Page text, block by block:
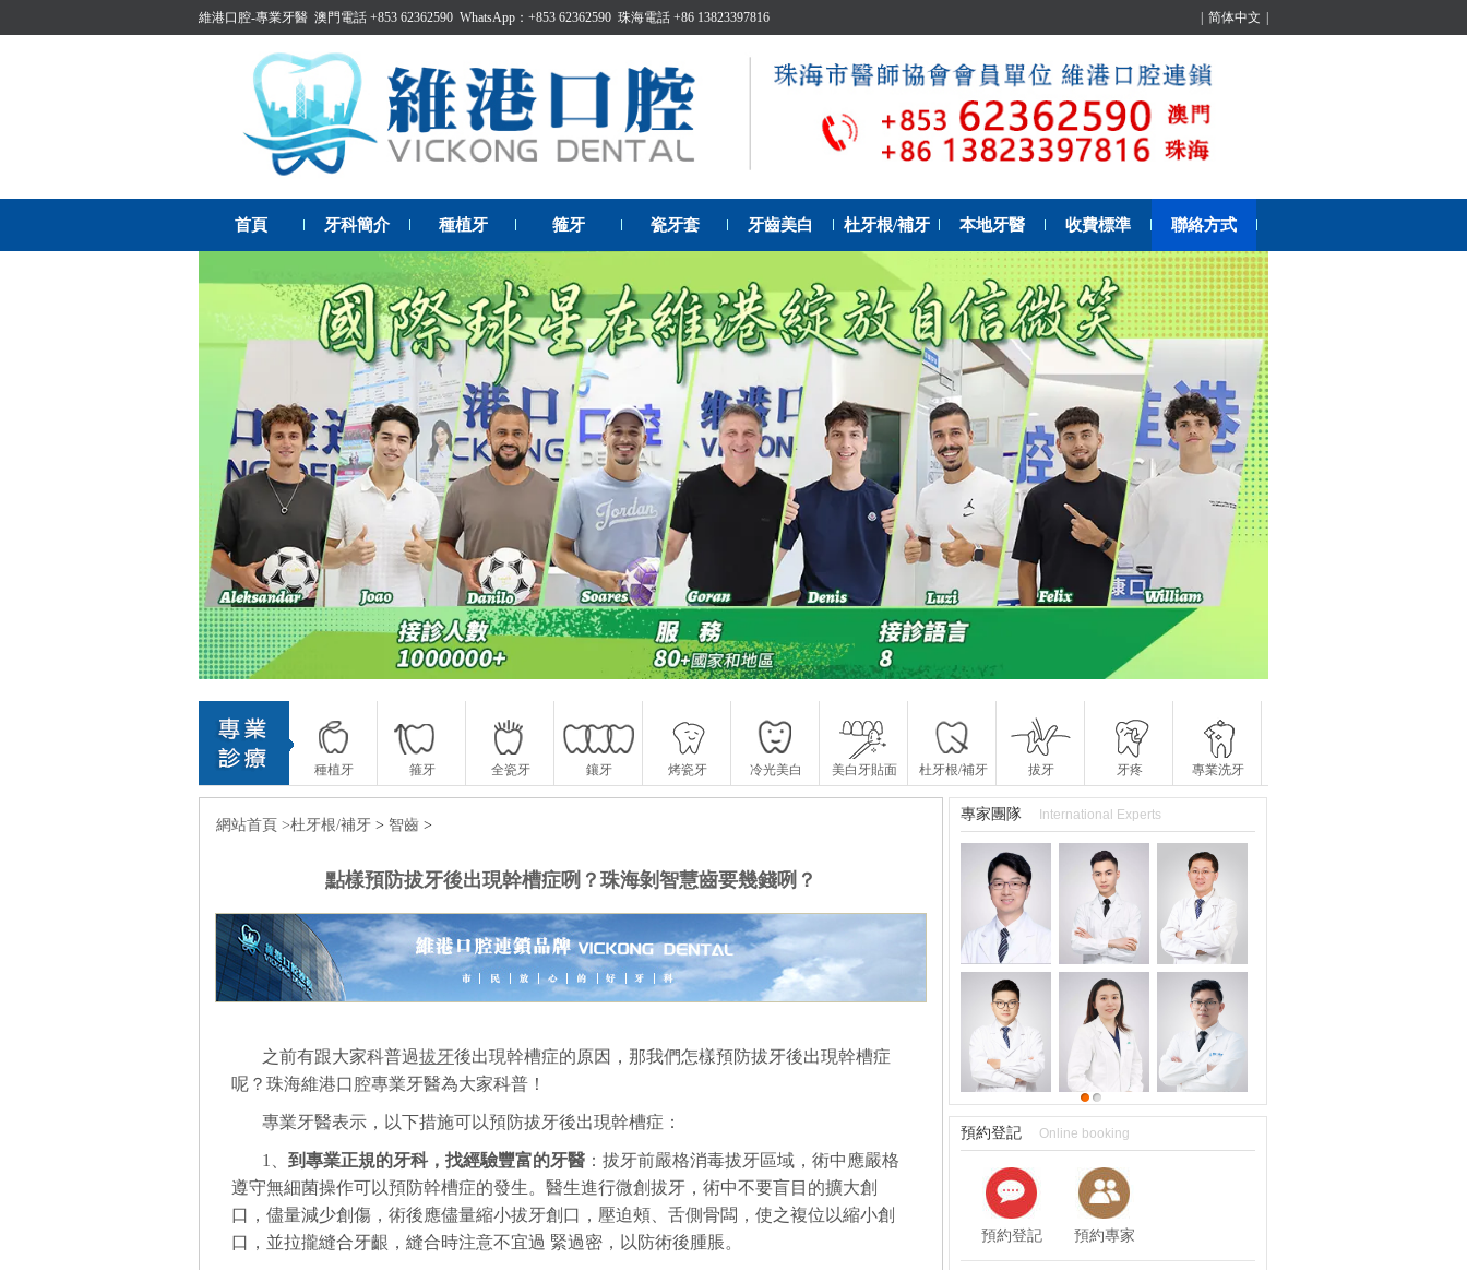
維港口腔-專業牙醫 澳門電話 +853 62362590 WhatsApp：+853 62362590 珠海電話 +86 13823397816 简体中文
首頁 牙科簡介 種植牙 箍牙 瓷牙套 牙齒美白 杜牙根/補牙 本地牙醫 收費標準 聯絡方式
種植牙 箍牙 全瓷牙 鑲牙 烤瓷牙 冷光美白 美白牙貼面 杜牙根/補牙 拔牙 牙疼 專業洗牙
網站首頁 >杜牙根/補牙 > 智齒 >
點樣預防拔牙後出現幹槽症咧？珠海剝智慧齒要幾錢咧？
之前有跟大家科普過拔牙後出現幹槽症的原因，那我們怎樣預防拔牙後出現幹槽症
呢？珠海維港口腔專業牙醫為大家科普！
專業牙醫表示，以下措施可以預防拔牙後出現幹槽症：
1、 到專業正規的牙科，找經驗豐富的牙醫 ：拔牙前嚴格消毒拔牙區域，術中應嚴格
遵守無細菌操作可以預防幹槽症的發生。醫生進行微創拔牙，術中不要盲目的擴大創
口，儘量減少創傷，術後應儘量縮小拔牙創口，壓迫頰、舌側骨闆，使之複位以縮小創
口，並拉攏縫合牙齦，縫合時注意不宜過 緊過密，以防術後腫脹。
專家團隊 International Experts
預約登記 Online booking
預約登記 預約專家